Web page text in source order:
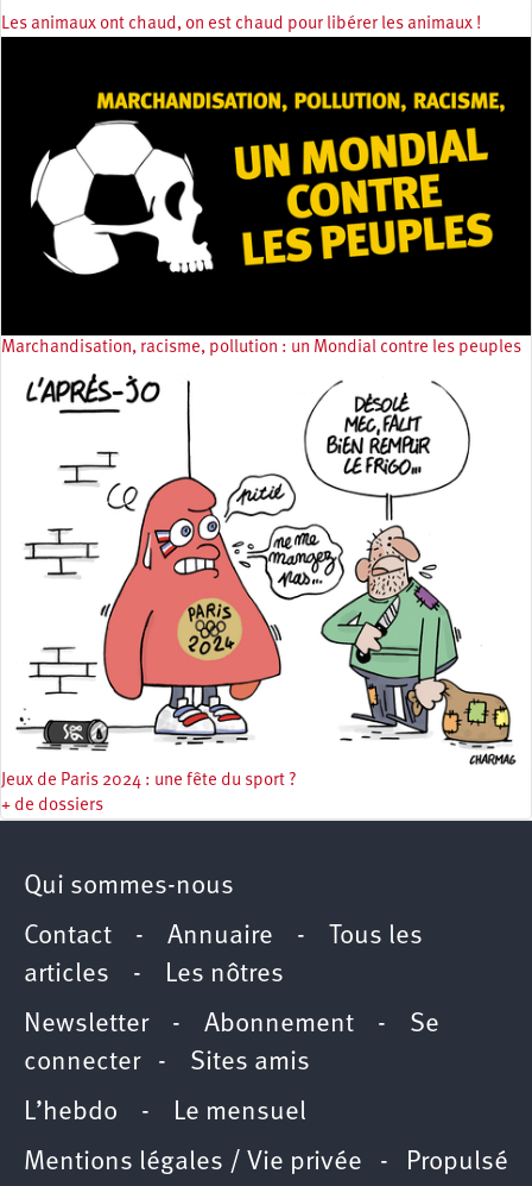
Les animaux ont chaud, on est chaud pour libérer les animaux !
Marchandisation, racisme, pollution : un Mondial contre les peuples
Jeux de Paris 2024 : une fête du sport ?
+ de dossiers
Qui sommes-nous
Contact - Annuaire -
Tous les
articles - Les nôtres
Newsletter- Abonnement - Se
connecter- Sites amis
L’hebdo - Le mensuel
Mentions légales / Vie privée - Propulsé